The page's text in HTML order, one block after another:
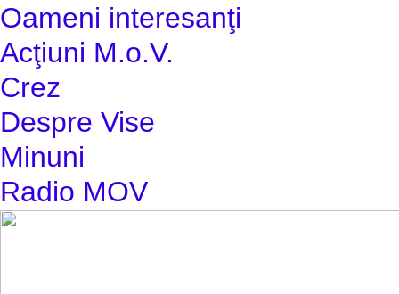
Oameni interesanţi
Acţiuni M.o.V.
Crez
Despre Vise
Minuni
Radio MOV